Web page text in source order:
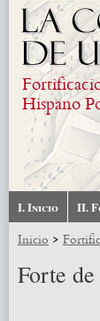
Pasar al
Hispano
I. Inicio II.
Inicio >
Forte